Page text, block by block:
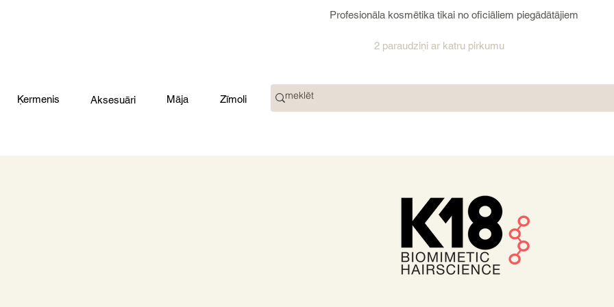
Profesionāla kosmētika tikai no oficiāliem piegādātājiem
2 paraudziņi ar katru pirkumu
Ķermenis Aksesuāri Māja Zīmoli